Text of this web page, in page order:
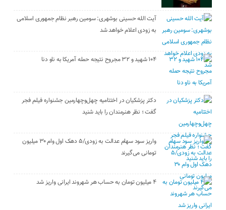
آیت الله حسینی بوشهری: سومین رهبر نظام جمهوری اسلامی
به زودی اعلام خواهد شد
۱۰۴ شهید و ۳۲ مجروح نتیجه حمله آمریکا به ناو دنا
دکتر پزشکیان در اختتامیه چهل‌وچهارمین جشنواره فیلم فجر
گفت ؛ نظر هنرمندان را باید شنید
واریز سود سهام عدالت به زودی/۵ دهک اول وام ۳۰ میلیون
تومانی می‌گیرند
۴ میلیون تومان به حساب هر شهروند ایرانی واریز شد